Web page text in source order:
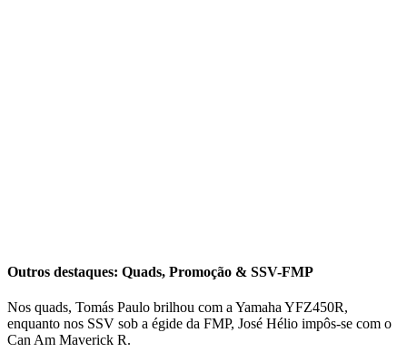
Outros destaques: Quads, Promoção & SSV-FMP
Nos quads, Tomás Paulo brilhou com a Yamaha YFZ450R,
enquanto nos SSV sob a égide da FMP, José Hélio impôs-se com o
Can Am Maverick R.